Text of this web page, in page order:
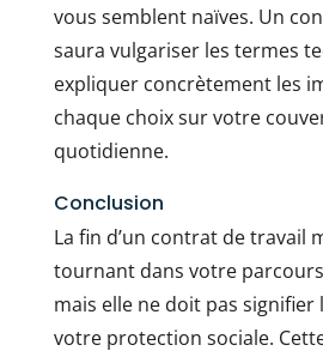
vous semblent naïves. Un
saura vulgariser les termes
expliquer concrètement les
chaque choix sur votre
quotidienne.
Conclusion
La fin d’un contrat de travail
tournant dans votre
mais elle ne doit pas signifier
votre protection sociale.